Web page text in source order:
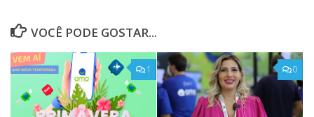
VOCÊ PODE GOSTAR...
1 0